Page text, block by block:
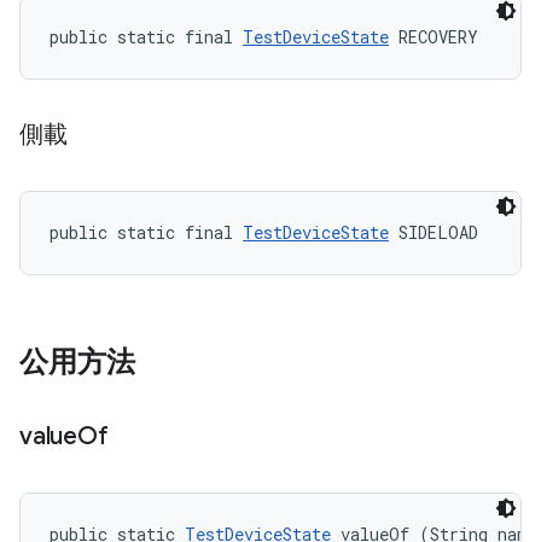
public static final TestDeviceState RECOVERY
側載
public static final TestDeviceState SIDELOAD
公用方法
valueOf
public static TestDeviceState valueOf (String